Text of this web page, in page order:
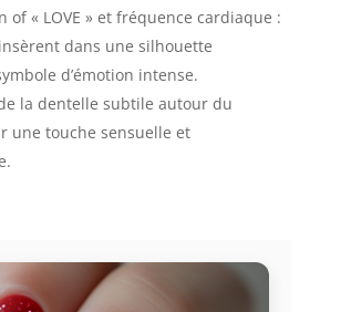
of « LOVE » et fréquence cardiaque :
dans une silhouette
d’émotion intense.
la dentelle subtile autour du
une touche sensuelle et